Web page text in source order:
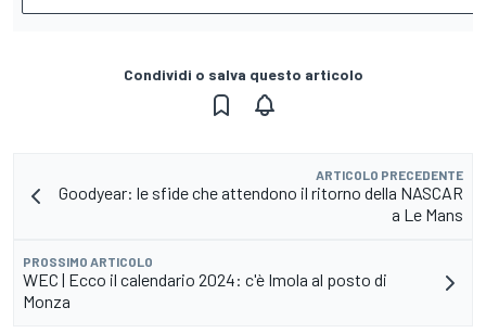
Condividi o salva questo articolo
ARTICOLO PRECEDENTE
Goodyear: le sfide che attendono il ritorno della NASCAR
a Le Mans
PROSSIMO ARTICOLO
WEC | Ecco il calendario 2024: c'è Imola al posto di
Monza